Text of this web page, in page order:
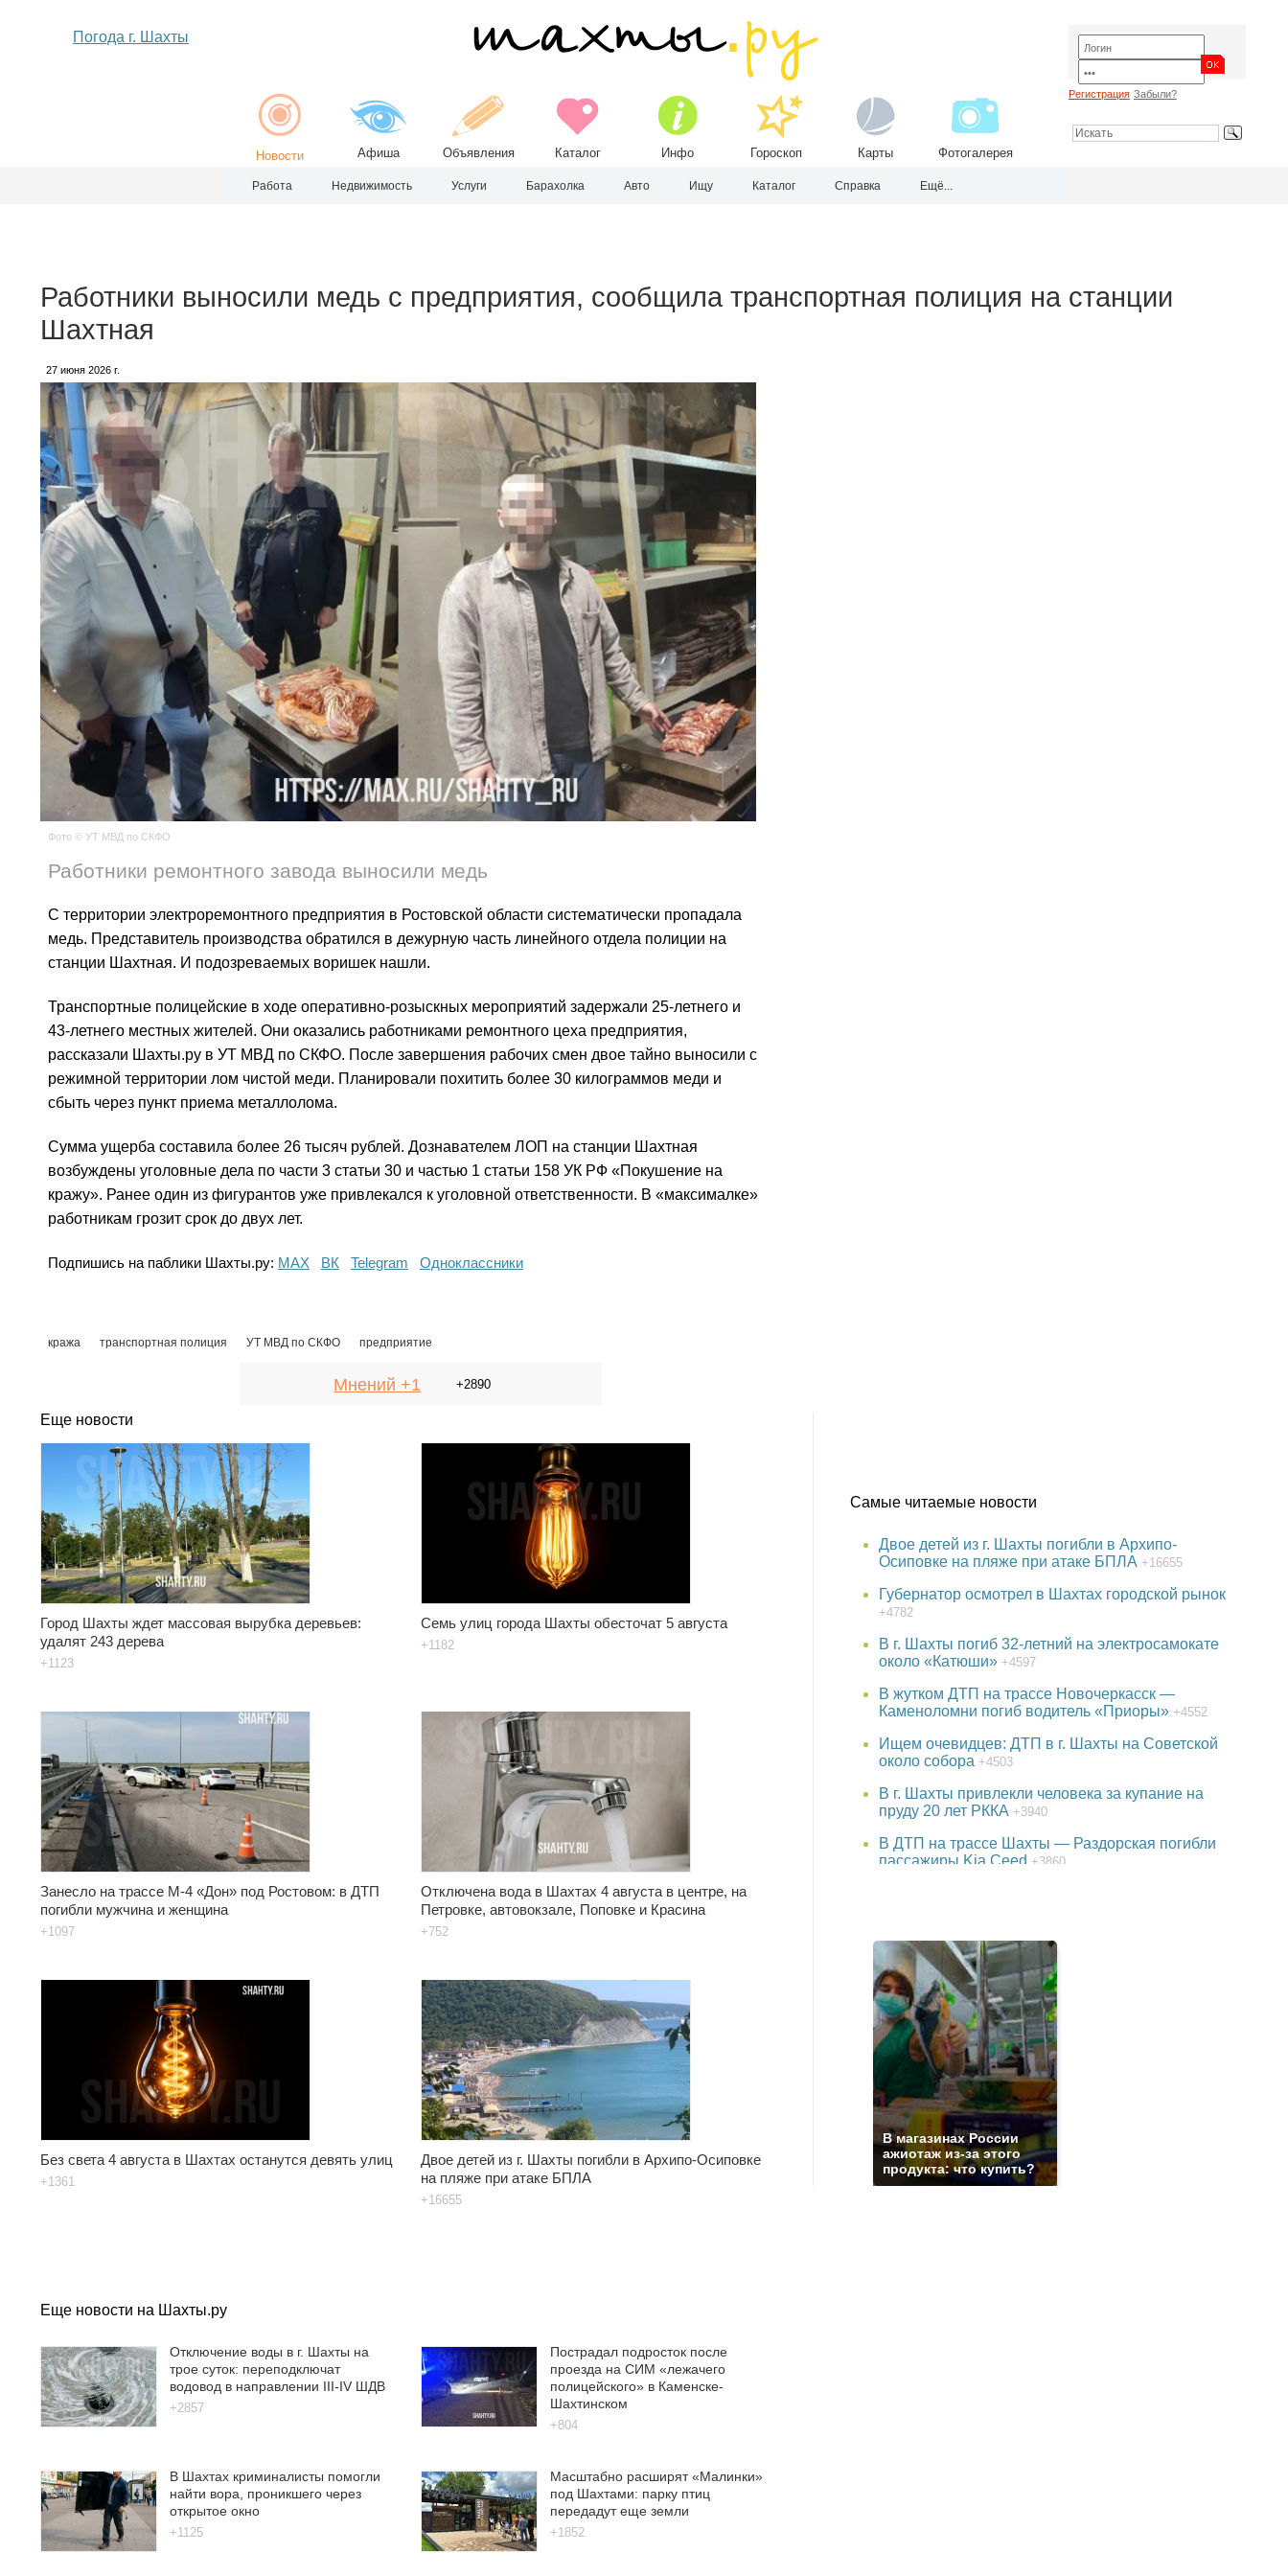
Погода г. Шахты
Новости Афиша Объявления Каталог Инфо Гороскоп Карты Фотогалерея
Регистрация Забыли?
Работа Недвижимость Услуги Барахолка Авто Ищу Каталог Справка Ещё...
Работники выносили медь с предприятия, сообщила транспортная полиция на станции
Шахтная
27 июня 2026 г.
Фото © УТ МВД по СКФО
Работники ремонтного завода выносили медь
С территории электроремонтного предприятия в Ростовской области систематически пропадала
медь. Представитель производства обратился в дежурную часть линейного отдела полиции на
станции Шахтная. И подозреваемых воришек нашли.
Транспортные полицейские в ходе оперативно-розыскных мероприятий задержали 25-летнего и
43-летнего местных жителей. Они оказались работниками ремонтного цеха предприятия,
рассказали Шахты.ру в УТ МВД по СКФО. После завершения рабочих смен двое тайно выносили с
режимной территории лом чистой меди. Планировали похитить более 30 килограммов меди и
сбыть через пункт приема металлолома.
Сумма ущерба составила более 26 тысяч рублей. Дознавателем ЛОП на станции Шахтная
возбуждены уголовные дела по части 3 статьи 30 и частью 1 статьи 158 УК РФ «Покушение на
кражу». Ранее один из фигурантов уже привлекался к уголовной ответственности. В «максималке»
работникам грозит срок до двух лет.
Подпишись на паблики Шахты.ру: МАХ ВК Telegram Одноклассники
кража транспортная полиция УТ МВД по СКФО предприятие
Мнений +1 +2890
Еще новости
Город Шахты ждет массовая вырубка деревьев:
удалят 243 дерева
+1123
Семь улиц города Шахты обесточат 5 августа
+1182
Занесло на трассе М-4 «Дон» под Ростовом: в ДТП
погибли мужчина и женщина
+1097
Отключена вода в Шахтах 4 августа в центре, на
Петровке, автовокзале, Поповке и Красина
+752
Без света 4 августа в Шахтах останутся девять улиц
+1361
Двое детей из г. Шахты погибли в Архипо-Осиповке
на пляже при атаке БПЛА
+16655
Еще новости на Шахты.ру
Отключение воды в г. Шахты на
трое суток: переподключат
водовод в направлении III-IV ШДВ
+2857
Пострадал подросток после
проезда на СИМ «лежачего
полицейского» в Каменске-
Шахтинском
+804
В Шахтах криминалисты помогли
найти вора, проникшего через
открытое окно
+1125
Масштабно расширят «Малинки»
под Шахтами: парку птиц
передадут еще земли
+1852
Самые читаемые новости
Двое детей из г. Шахты погибли в Архипо-
Осиповке на пляже при атаке БПЛА +16655
Губернатор осмотрел в Шахтах городской рынок
+4782
В г. Шахты погиб 32-летний на электросамокате
около «Катюши» +4597
В жутком ДТП на трассе Новочеркасск —
Каменоломни погиб водитель «Приоры» +4552
Ищем очевидцев: ДТП в г. Шахты на Советской
около собора +4503
В г. Шахты привлекли человека за купание на
пруду 20 лет РККА +3940
В ДТП на трассе Шахты — Раздорская погибли
пассажиры Kia Ceed +3860
38-летняя женщина пропала в Ростове-на-Дону
+3735
Детская шалость обернулась гибелью школьника
в Ростовской области +3514
Утонул в аквапарке 3-летний малыш в Батайске
в Ростовской области +3243
В г. Шахты погиб 26-летний мотоциклист на
мотоцикле FX MOTO +3042
Про убытки жителей г. Шахты из-за проблем с
электричеством +3041
В магазинах России
ажиотаж из-за этого
продукта: что купить?